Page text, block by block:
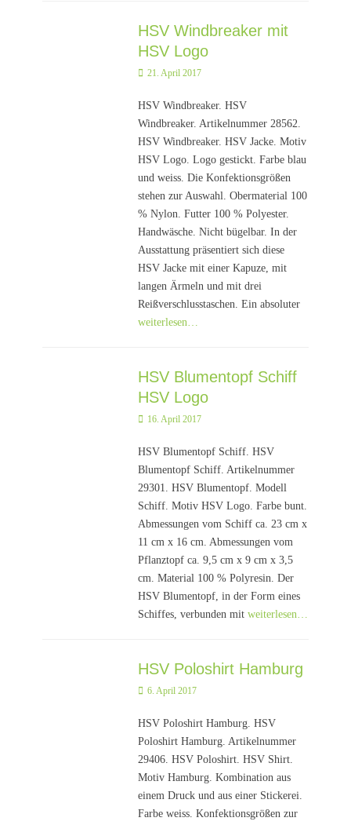
HSV Windbreaker mit
HSV Logo
Posted
21. April 2017
HSV Windbreaker. HSV
Windbreaker. Artikelnummer 28562.
HSV Windbreaker. HSV Jacke. Motiv
HSV Logo. Logo gestickt. Farbe blau
und weiss. Die Konfektionsgrößen
stehen zur Auswahl. Obermaterial 100
% Nylon. Futter 100 % Polyester.
Handwäsche. Nicht bügelbar. In der
Ausstattung präsentiert sich diese
HSV Jacke mit einer Kapuze, mit
langen Ärmeln und mit drei
Reißverschlusstaschen. Ein absoluter
weiterlesen…
HSV Blumentopf Schiff
HSV Logo
Posted
16. April 2017
HSV Blumentopf Schiff. HSV
Blumentopf Schiff. Artikelnummer
29301. HSV Blumentopf. Modell
Schiff. Motiv HSV Logo. Farbe bunt.
Abmessungen vom Schiff ca. 23 cm x
11 cm x 16 cm. Abmessungen vom
Pflanztopf ca. 9,5 cm x 9 cm x 3,5
cm. Material 100 % Polyresin. Der
HSV Blumentopf, in der Form eines
Schiffes, verbunden mitweiterlesen…
HSV Poloshirt Hamburg
Posted
6. April 2017
HSV Poloshirt Hamburg. HSV
Poloshirt Hamburg. Artikelnummer
29406. HSV Poloshirt. HSV Shirt.
Motiv Hamburg. Kombination aus
einem Druck und aus einer Stickerei.
Farbe weiss. Konfektionsgrößen zur